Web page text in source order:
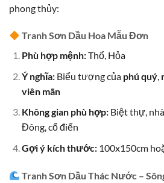
phong thủy:
Tranh Sơn Dầu Hoa Mẫu Đơn
Phù hợp mệnh:Thổ, Hỏa
Ý nghĩa:Biểu tượng của phú quý,
viên mãn
Không gian phù hợp:Biệt thự,
Đông, cổ điển
Gợi ý kích thước:100x150cm
Tranh Sơn Dầu Thác Nước –